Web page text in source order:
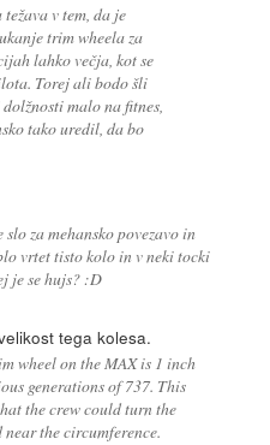
v tem, da je
trim wheela za
lahko večja, kot se
Torej ali bodo šli
malo na fitnes,
tako uredil, da bo
za mehansko povezavo in
vrtet tisto kolo in v neki tocki
je se hujs? :D
tega kolesa.
wheel on the MAX is 1 inch
generations of 737. This
the crew could turn the
the circumference.